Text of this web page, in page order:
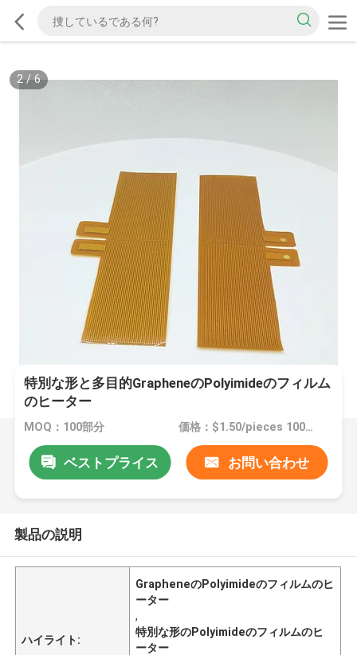
2/6
特別な形と多目的GrapheneのPolyimideのフィルム
のヒーター
MOQ：100部分 価格：$1.50/pieces 100-199 pieces
ベストプライス お問い合わせ
製品の説明
ハイライト:
GrapheneのPolyimideのフィルムのヒ
ーター
,
特別な形のPolyimideのフィルムのヒ
ーター